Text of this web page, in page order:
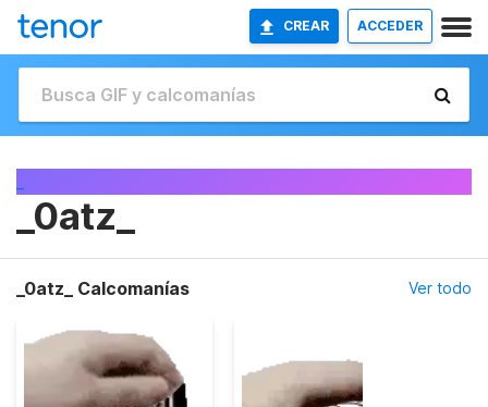
CREAR ACCEDER
_0atz_
_0atz_ Calcomanías Ver todo